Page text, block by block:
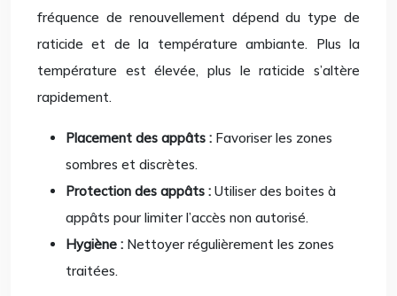
fréquence de renouvellement dépend du type de
raticide et de la température ambiante. Plus la
température est élevée, plus le raticide s’altère
rapidement.
Placement des appâts : Favoriser les zones
sombres et discrètes.
Protection des appâts : Utiliser des boites à
appâts pour limiter l’accès non autorisé.
Hygiène : Nettoyer régulièrement les zones
traitées.